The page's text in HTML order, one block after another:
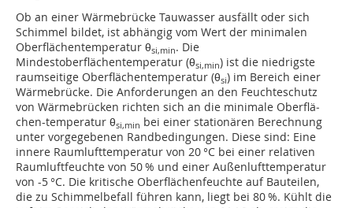
Ob an einer Wärmebrücke Tauwasser ausfällt oder sich
Schimmel bildet, ist abhängig vom Wert der minimalen
Oberflächentemperatur θsi,min. Die
Mindestoberflächentemperatur (θsi,min) ist die niedrigste
raumseitige Oberflächentemperatur (θsi) im Bereich einer
Wärmebrücke. Die Anforderungen an den Feuchteschutz
von Wärme­brücken richten sich an die minimale Oberflä­
chen-temperatur θsi,min bei einer stationären Berechnung
unter vorgegebenen Randbedingungen. Diese sind: Eine
innere Raumlufttemperatur von 20 °C bei einer relativen
Raumluftfeuchte von 50 % und einer Außenlufttemperatur
von -5 °C. Die kritische Oberflächenfeuchte auf Bauteilen,
die zu Schimmelbefall führen kann, liegt bei 80 %. Kühlt die